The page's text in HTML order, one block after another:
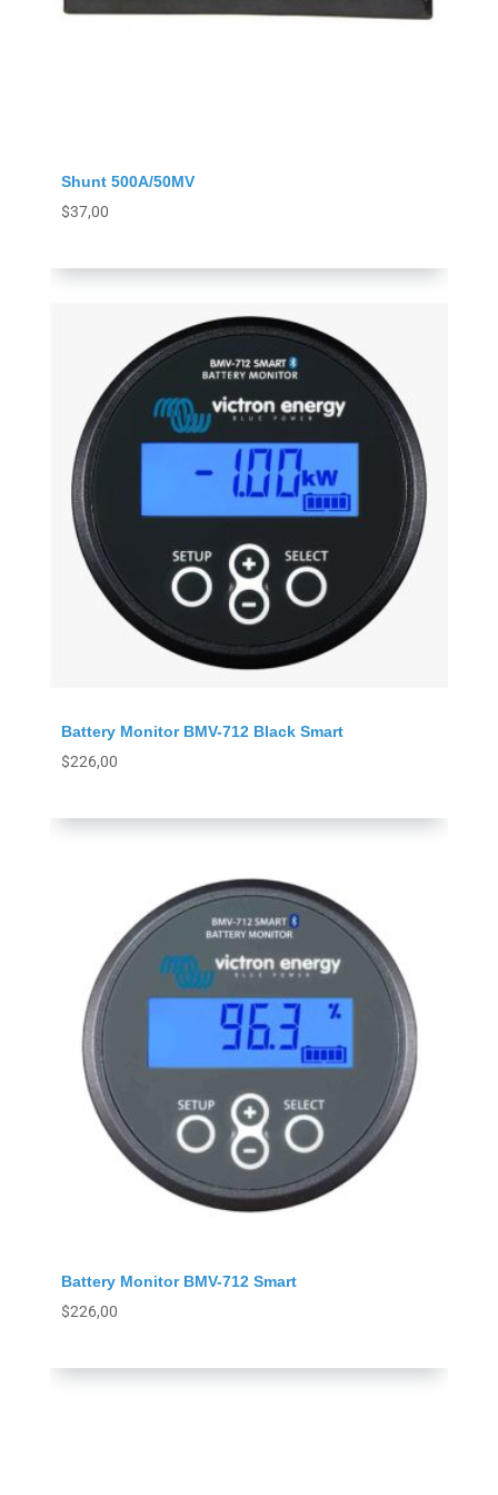
Shunt 500A/50MV
$37,00
Battery Monitor BMV-712 Black Smart
$226,00
Battery Monitor BMV-712 Smart
$226,00